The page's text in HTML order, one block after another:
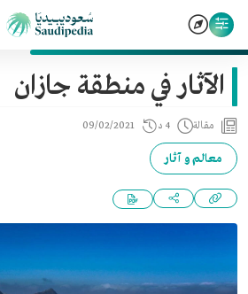
الآثار في منطقة جازان
مقالة 4 د 09/02/2021
معالم و آثار